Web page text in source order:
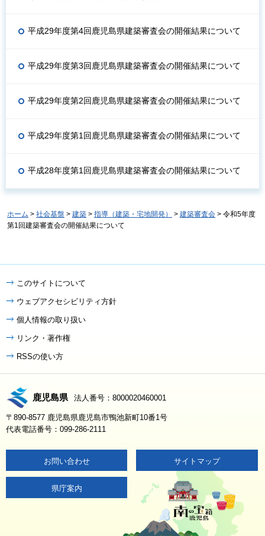
平成29年度第4回鹿児島県建築審査会の開催結果について
平成29年度第3回鹿児島県建築審査会の開催結果について
平成29年度第2回鹿児島県建築審査会の開催結果について
平成29年度第1回鹿児島県建築審査会の開催結果について
平成28年度第1回鹿児島県建築審査会の開催結果について
ホーム > 社会基盤 > 建築 > 指導（建築・宅地開発） > 建築審査会 > 令和5年度
第1回建築審査会の開催結果について
このサイトについて
ウェブアクセシビリティ方針
個人情報の取り扱い
リンク・著作権
RSSの使い方
鹿児島県 法人番号：8000020460001
〒890-8577 鹿児島県鹿児島市鴨池新町10番1号
代表電話番号：099-286-2111
お問い合わせ サイトマップ
県庁案内